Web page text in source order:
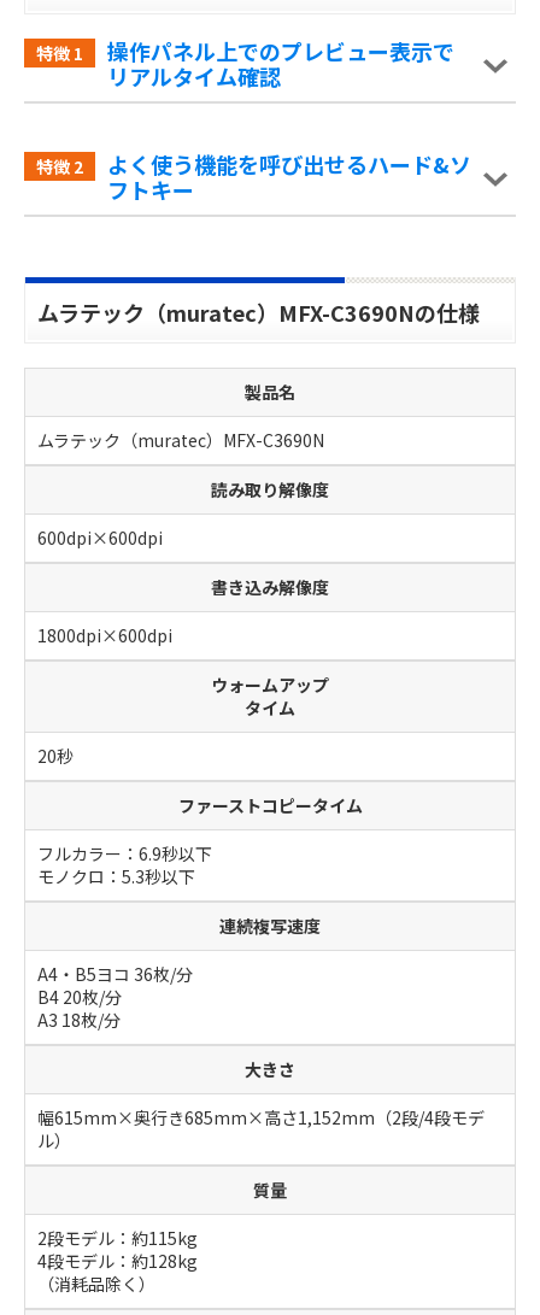
特徴 1
操作パネル上でのプレビュー表示で
リアルタイム確認
特徴 2
よく使う機能を呼び出せるハード&ソ
フトキー
ムラテック（muratec）MFX-C3690Nの仕様
製品名
ムラテック（muratec）MFX-C3690N
読み取り解像度
600dpi×600dpi
書き込み解像度
1800dpi×600dpi
ウォームアップ
タイム
20秒
ファーストコピータイム
フルカラー：6.9秒以下
モノクロ：5.3秒以下
連続複写速度
A4・B5ヨコ 36枚/分
B4 20枚/分
A3 18枚/分
大きさ
幅615mm×奥行き685mm×高さ1,152mm（2段/4段モデ
ル）
質量
2段モデル：約115kg
4段モデル：約128kg
（消耗品除く）